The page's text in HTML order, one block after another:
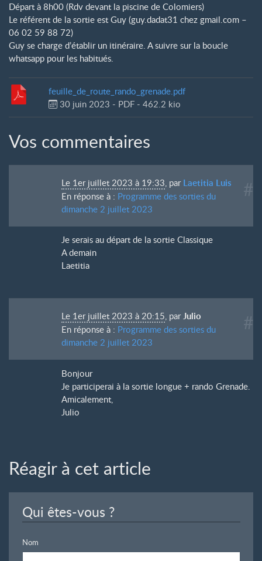
Départ à 8h00 (Rdv devant la piscine de Colomiers)
Le référent de la sortie est Guy (guy.dadat31 chez gmail.com –
06 02 59 88 72)
Guy se charge d’établir un itinéraire. A suivre sur la boucle
whatsapp pour les habitués.
feuille_de_route_rando_grenade.pdf
30 juin 2023 - PDF- 462.2 kio
Vos commentaires
#
Le 1er juillet 2023 à 19:33, par Laetitia Luis
En réponse à : Programme des sorties du
dimanche 2 juillet 2023
Je serais au départ de la sortie Classique
A demain
Laetitia
#
Le 1er juillet 2023 à 20:15, parJulio
En réponse à : Programme des sorties du
dimanche 2 juillet 2023
Bonjour
Je participerai à la sortie longue + rando Grenade.
Amicalement,
Julio
Réagir à cet article
Qui êtes-vous ?
Nom